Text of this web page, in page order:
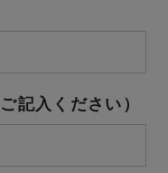
記入ください）